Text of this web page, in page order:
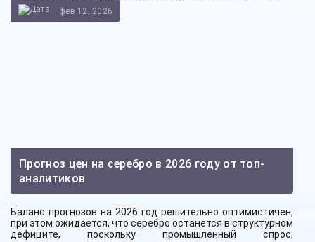
Прогноз цен на серебро в 2026 году от топ-
аналитиков
фев 12, 2026
Баланс прогнозов на 2026 год решительно оптимистичен,
при этом ожидается, что серебро останется в структурном
дефиците, поскольку промышленный спрос,